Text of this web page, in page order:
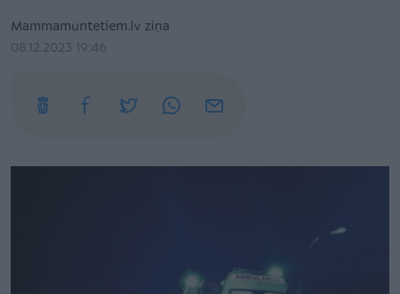
Mammamuntetiem.lv ziņa
08.12.2023 19:46